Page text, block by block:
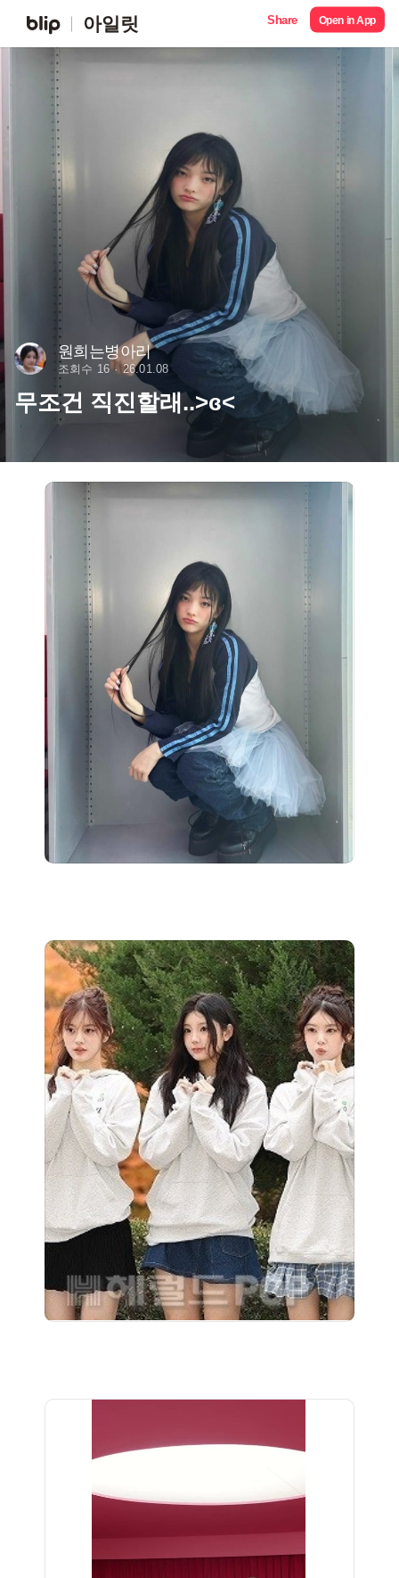
아일릿 Share Open in App
원희는병아리
조회수 16 26.01.08
무조건 직진할래..>ɞ<